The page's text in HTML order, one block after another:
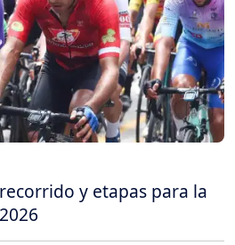
y etapas para la